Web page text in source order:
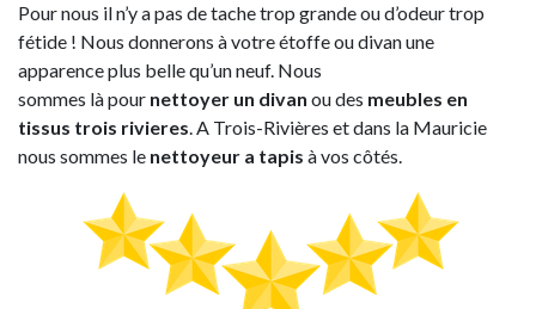
Pour nous il n’y a pas de tache trop grande ou d’odeur trop
fétide ! Nous donnerons à votre étoffe​ ou divan une
apparence plus belle qu’un neuf. Nous
sommes là pour nettoyer un divan ou des meubles en
tissus trois rivieres. A Trois-Rivières et dans la Mauricie
nous sommes le nettoyeur a tapis à vos côtés.